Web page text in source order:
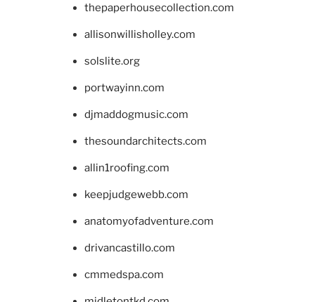
thepaperhousecollection.com
allisonwillisholley.com
solslite.org
portwayinn.com
djmaddogmusic.com
thesoundarchitects.com
allin1roofing.com
keepjudgewebb.com
anatomyofadventure.com
drivancastillo.com
cmmedspa.com